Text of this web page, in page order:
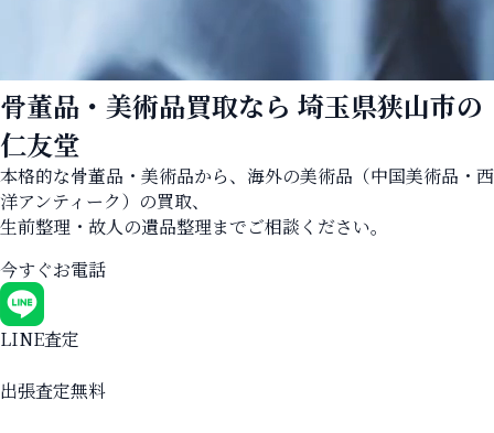
骨董品・美術品買取なら 埼玉県狭山市の
仁友堂
本格的な骨董品・美術品から、海外の美術品（中国美術品・西
洋アンティーク）の買取、
生前整理・故人の遺品整理までご相談ください。
今すぐお電話
LINE査定
出張査定無料